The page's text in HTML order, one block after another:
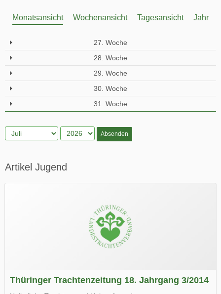
Monatsansicht Wochenansicht Tagesansicht
27. Woche
28. Woche
29. Woche
30. Woche
31. Woche
Absenden
Artikel Jugend
Thüringer Trachtenzeitung 18. Jahrgang 3/2014